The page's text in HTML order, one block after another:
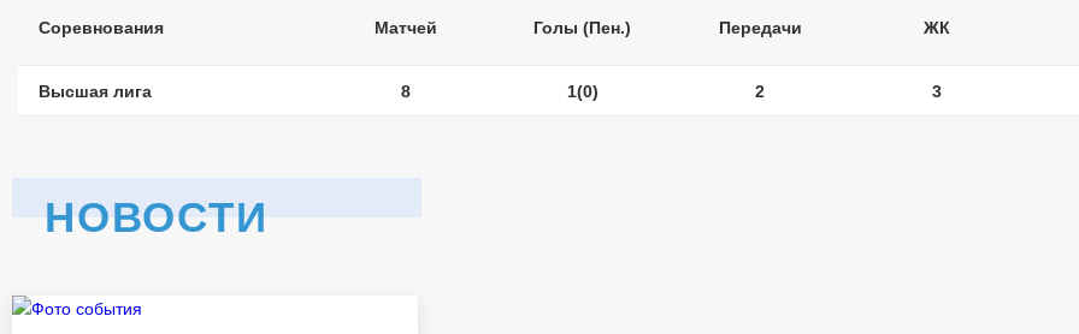
Соревнования Матчей Голы (Пен.) Передачи ЖК
Высшая лига 8 1(0) 2 3
НОВОСТИ